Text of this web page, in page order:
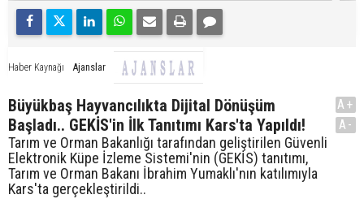
Haber Kaynağı Ajanslar
Büyükbaş Hayvancılıkta Dijital Dönüşüm
Başladı.. GEKİS'in İlk Tanıtımı Kars'ta Yapıldı!
Tarım ve Orman Bakanlığı tarafından geliştirilen Güvenli
Elektronik Küpe İzleme Sistemi'nin (GEKİS) tanıtımı,
Tarım ve Orman Bakanı İbrahim Yumaklı'nın katılımıyla
Kars'ta gerçekleştirildi..
A+
A-